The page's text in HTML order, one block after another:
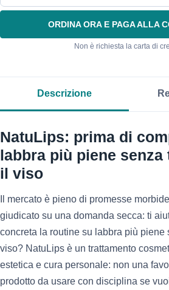
ORDINA ORA E PAGA ALLA
Non è richiesta la carta di
Descrizione
NatuLips: prima di
labbra più piene senza
il viso
Il mercato è pieno di promesse
giudicato su una domanda secca: ti
concreta la routine su labbra più piene
viso? NatuLips è un trattamento
estetica e cura personale: non una
prodotto da usare con disciplina se